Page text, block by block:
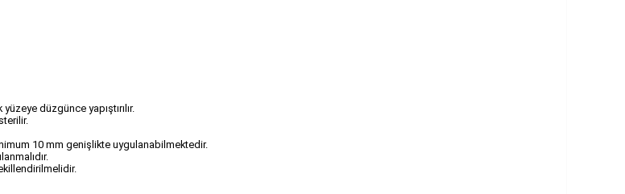
düzgünce yapıştırılır.
10 mm genişlikte uygulanabilmektedir.